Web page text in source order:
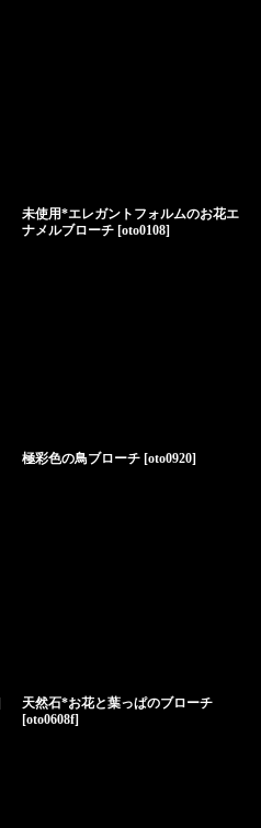
未使用*エレガントフォルムのお花エ
ナメルブローチ [oto0108]
極彩色の鳥ブローチ [oto0920]
天然石*お花と葉っぱのブローチ
[oto0608f]